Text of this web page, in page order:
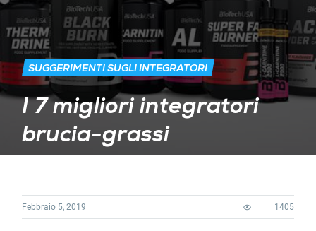
SUGGERIMENTI SUGLI INTEGRATORI
I 7 migliori integratori
brucia-grassi
Febbraio 5, 2019 1405